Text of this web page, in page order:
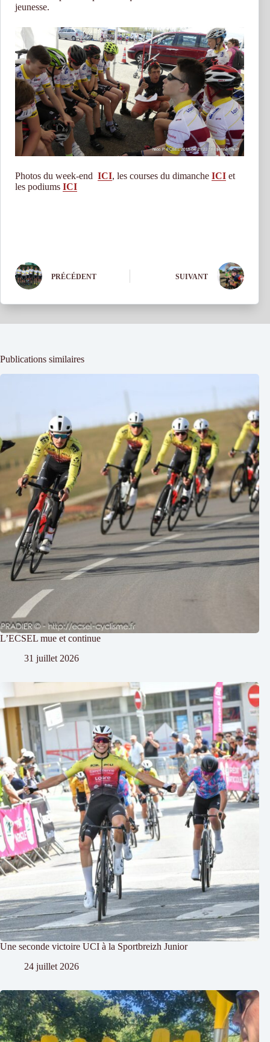
jeunesse.
Photos du week-end ICI, les courses du dimanche ICI et
les podiums ICI
PRÉCÉDENT SUIVANT
Publications similaires
L’ECSEL mue et continue
31 juillet 2026
Une seconde victoire UCI à la Sportbreizh Junior
24 juillet 2026